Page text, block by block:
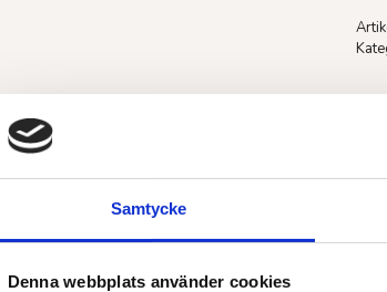
Samtycke
Denna webbplats använder cookies